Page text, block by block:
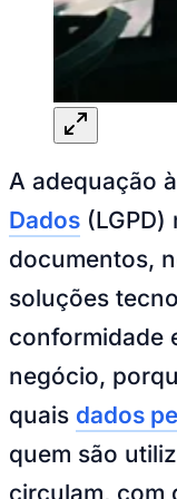
Goiás